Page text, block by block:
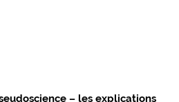
– les explications